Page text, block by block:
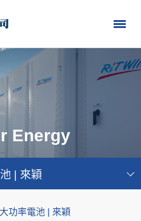
Energy
| 來穎
大功率電池 | 來穎